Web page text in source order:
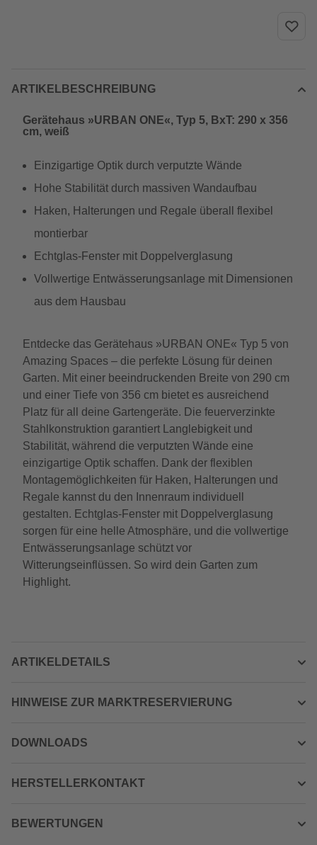
ARTIKELBESCHREIBUNG
Gerätehaus »URBAN ONE«, Typ 5, BxT: 290 x 356
cm, weiß
Einzigartige Optik durch verputzte Wände
Hohe Stabilität durch massiven Wandaufbau
Haken, Halterungen und Regale überall flexibel
montierbar
Echtglas-Fenster mit Doppelverglasung
Vollwertige Entwässerungsanlage mit Dimensionen
aus dem Hausbau
Entdecke das Gerätehaus »URBAN ONE« Typ 5 von
Amazing Spaces – die perfekte Lösung für deinen
Garten. Mit einer beeindruckenden Breite von 290 cm
und einer Tiefe von 356 cm bietet es ausreichend
Platz für all deine Gartengeräte. Die feuerverzinkte
Stahlkonstruktion garantiert Langlebigkeit und
Stabilität, während die verputzten Wände eine
einzigartige Optik schaffen. Dank der flexiblen
Montagemöglichkeiten für Haken, Halterungen und
Regale kannst du den Innenraum individuell
gestalten. Echtglas-Fenster mit Doppelverglasung
sorgen für eine helle Atmosphäre, und die vollwertige
Entwässerungsanlage schützt vor
Witterungseinflüssen. So wird dein Garten zum
Highlight.
ARTIKELDETAILS
HINWEISE ZUR MARKTRESERVIERUNG
DOWNLOADS
HERSTELLERKONTAKT
BEWERTUNGEN